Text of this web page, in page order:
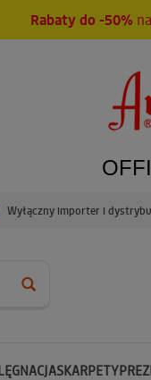
Rabaty do -50% na
Wyłączny importer i
SKARPETY